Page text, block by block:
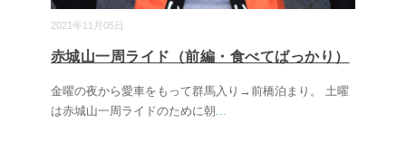
2021年11月05日
赤城山一周ライド（前編・食べてばっかり）
金曜の夜から愛車をもって群馬入り→前橋泊まり。 土曜
は赤城山一周ライドのために朝...